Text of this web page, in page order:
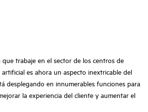
trabaje en el sector de los centros de
es ahora un aspecto inextricable del
desplegando en innumerables funciones para
la experiencia del cliente y aumentar el